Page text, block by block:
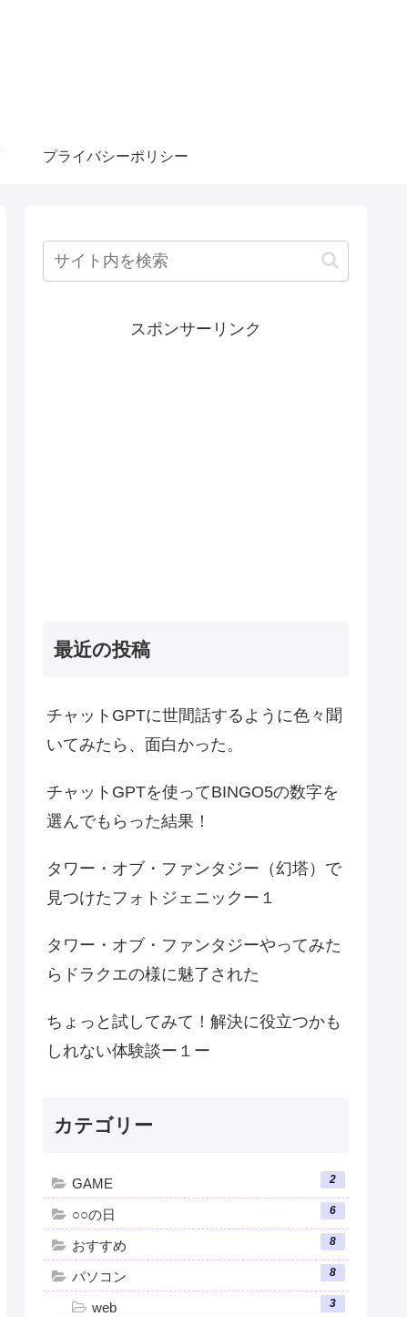
プライバシーポリシー
スポンサーリンク
最近の投稿
チャットGPTに世間話するように色々聞
いてみたら、面白かった。
チャットGPTを使ってBINGO5の数字を
選んでもらった結果！
タワー・オブ・ファンタジー（幻塔）で
見つけたフォトジェニックー１
タワー・オブ・ファンタジーやってみた
らドラクエの様に魅了された
ちょっと試してみて！解決に役立つかも
しれない体験談ー１ー
カテゴリー
GAME 2
○○の日 6
おすすめ 8
パソコン 8
web 3